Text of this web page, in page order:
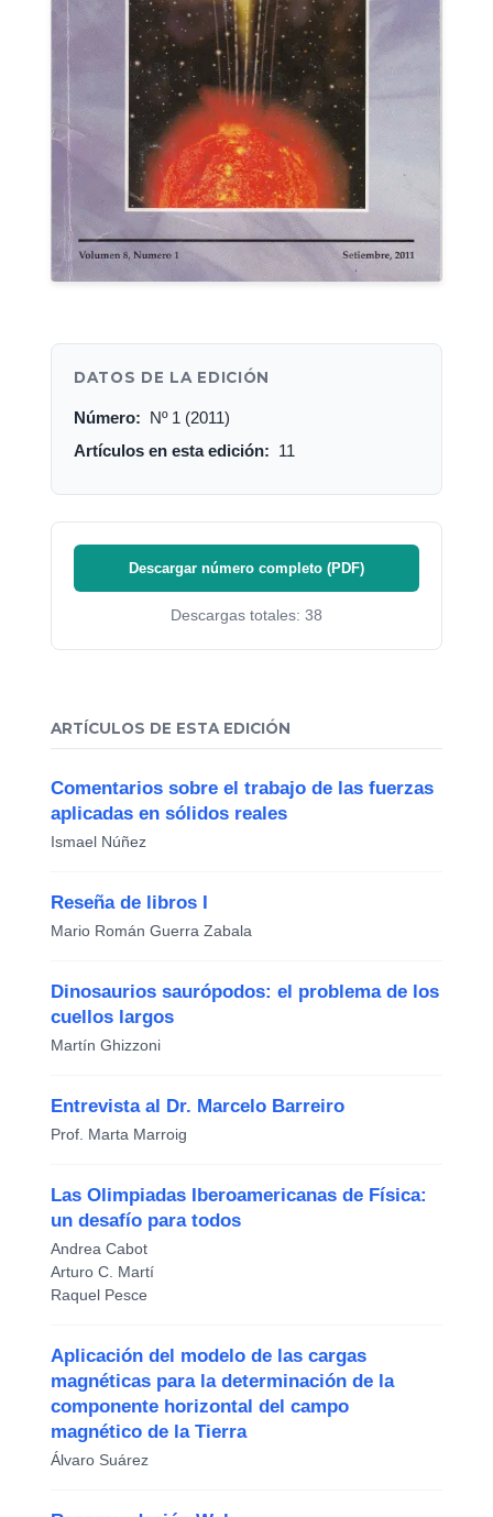
DATOS DE LA EDICIÓN
Número: Nº 1 (2011)
Artículos en esta edición: 11
Descargar número completo (PDF)
Descargas totales: 38
ARTÍCULOS DE ESTA EDICIÓN
Comentarios sobre el trabajo de las fuerzas
aplicadas en sólidos reales
Ismael Núñez
Reseña de libros I
Mario Román Guerra Zabala
Dinosaurios saurópodos: el problema de los
cuellos largos
Martín Ghizzoni
Entrevista al Dr. Marcelo Barreiro
Prof. Marta Marroig
Las Olimpiadas Iberoamericanas de Física:
un desafío para todos
Andrea Cabot
Arturo C. Martí
Raquel Pesce
Aplicación del modelo de las cargas
magnéticas para la determinación de la
componente horizontal del campo
magnético de la Tierra
Álvaro Suárez